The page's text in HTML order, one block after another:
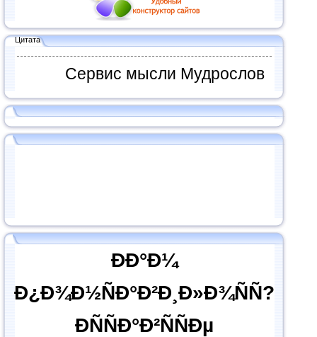
Цитата
Сервис мысли Мудрослов
ÐÐ°Ð¼
Ð¿Ð¾Ð½ÑÐ°Ð²Ð¸Ð»Ð¾ÑÑ?
ÐÑÑÐ°Ð²ÑÑÐµ